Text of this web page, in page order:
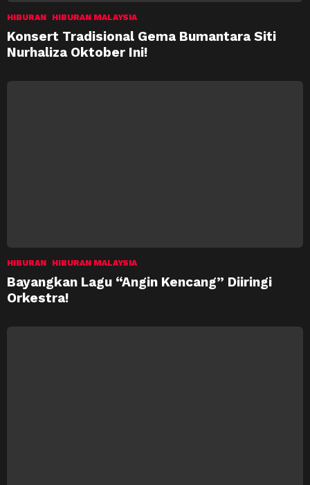
HIBURAN HIBURAN MALAYSIA
Konsert Tradisional Gema Bumantara Siti
Nurhaliza Oktober Ini!
HIBURAN HIBURAN MALAYSIA
Bayangkan Lagu “Angin Kencang” Diiringi
Orkestra!